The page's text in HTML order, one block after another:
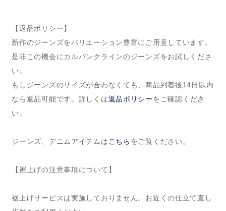
【返品ポリシー】
新作のジーンズをバリエーション豊富にご用意しています。
是非この機会にカルバンクラインのジーンズをお試しくださ
い。
もしジーンズのサイズが合わなくても、商品到着後14日以内
なら返品可能です。詳しくは返品ポリシーをご確認くださ
い。
ジーンズ、デニムアイテムは こちら をご覧ください。
【裾上げの注意事項について】
裾上げサービスは実施しておりません。お近くの仕立て直し